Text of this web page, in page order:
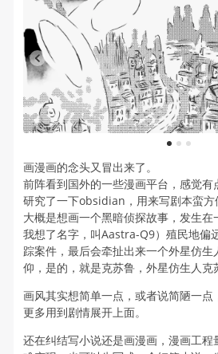
1 2 3
画漫画的念头又冒出来了。
前阵看到国外的一些漫画平台，感觉有
研究了一下obsidian，用来写剧本蛮方
大概是想画一个黑暗侦探故事，发生
我想了名字，叫Aastra-Q9）殖民地偏
踪案件，最后会牵扯出来一个外星仿
仰，是的，就是克苏鲁，外星仿生人克
画风其实想简单一点，或者说简陋一点
更多用到剧情展开上面。
还在纠结写小说还是画漫画，漫画工